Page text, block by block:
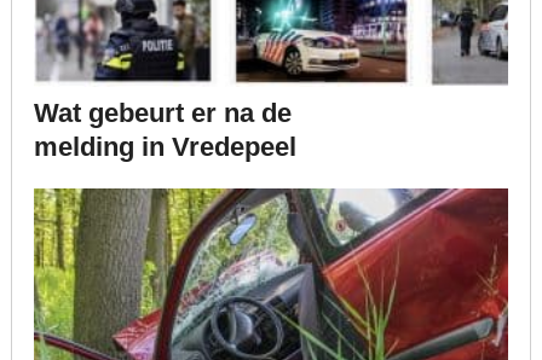
Wat gebeurt er na de
melding in Vredepeel